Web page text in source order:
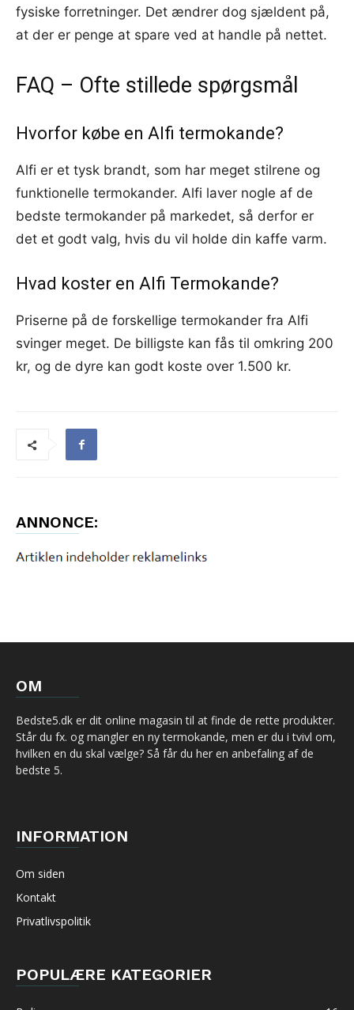
fysiske forretninger. Det ændrer dog sjældent på,
at der er penge at spare ved at handle på nettet.
FAQ – Ofte stillede spørgsmål
Hvorfor købe en Alfi termokande?
Alfi er et tysk brandt, som har meget stilrene og
funktionelle termokander. Alfi laver nogle af de
bedste termokander på markedet, så derfor er
det et godt valg, hvis du vil holde din kaffe varm.
Hvad koster en Alfi Termokande?
Priserne på de forskellige termokander fra Alfi
svinger meget. De billigste kan fås til omkring 200
kr, og de dyre kan godt koste over 1.500 kr.
ANNONCE:
OM
Bedste5.dk er dit online magasin til at finde de rette produkter.
Står du fx. og mangler en ny termokande, men er du i tvivl om,
hvilken en du skal vælge? Så får du her en anbefaling af de
bedste 5.
INFORMATION
Om siden
Kontakt
Privatlivspolitik
POPULÆRE KATEGORIER